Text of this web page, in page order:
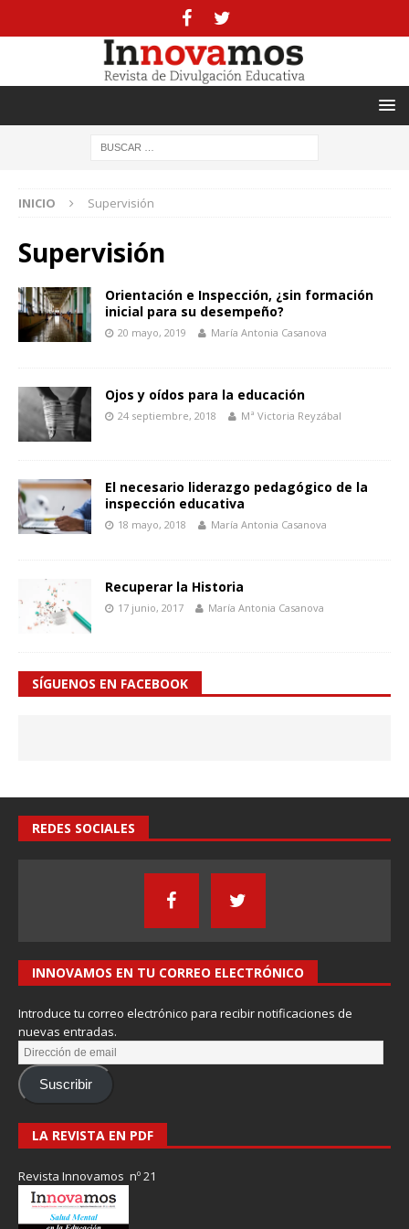
INICIO Supervisión
Supervisión
Orientación e Inspección, ¿sin formación
inicial para su desempeño?
20 mayo, 2019 María Antonia Casanova
Ojos y oídos para la educación
24 septiembre, 2018 Mª Victoria Reyzábal
El necesario liderazgo pedagógico de la
inspección educativa
18 mayo, 2018 María Antonia Casanova
Recuperar la Historia
17 junio, 2017 María Antonia Casanova
SÍGUENOS EN FACEBOOK
REDES SOCIALES
INNOVAMOS EN TU CORREO ELECTRÓNICO
Introduce tu correo electrónico para recibir notificaciones de
nuevas entradas.
Suscribir
LA REVISTA EN PDF
Revista Innovamos nº 21